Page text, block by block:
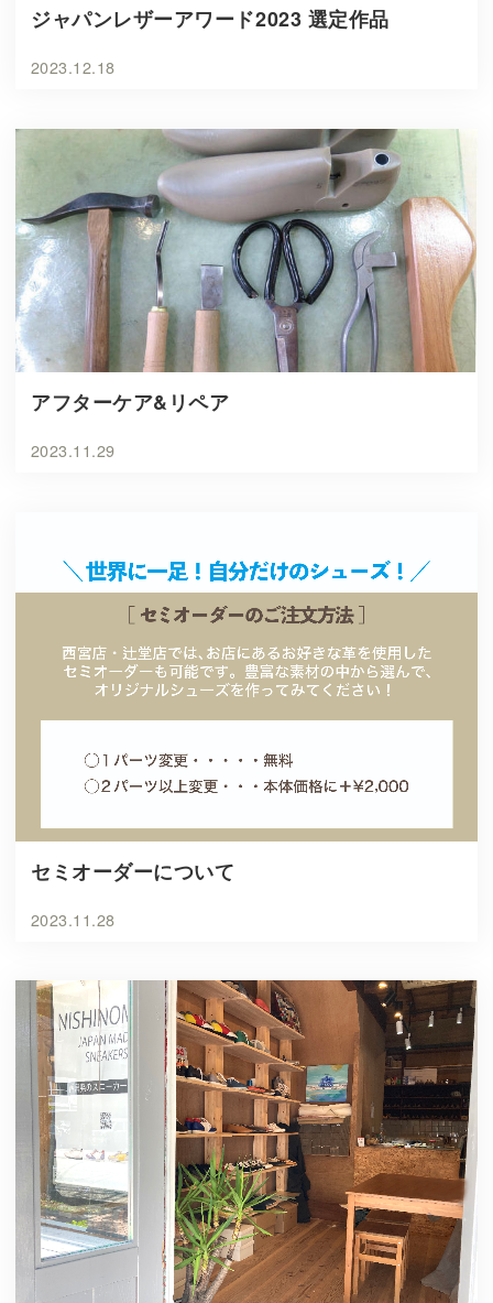
ジャパンレザーアワード2023 選定作品
2023.12.18
アフターケア&リペア
2023.11.29
セミオーダーについて
2023.11.28